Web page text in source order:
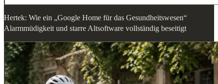
Hertek: Wie ein „Google Home für das Gesundheitswesen“
Alarmmüdigkeit und starre Altsoftware vollständig beseitigt